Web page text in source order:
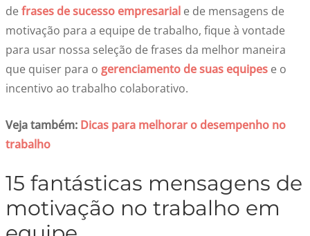
defrases de sucesso empresarial e de mensagens de
motivação para a equipe de trabalho, fique à vontade
para usar nossa seleção de frases da melhor maneira
que quiser para o gerenciamento de suas equipes e o
incentivo ao trabalho colaborativo.
Veja também: Dicas para melhorar o desempenho no
trabalho
15 fantásticas mensagens de
motivação no trabalho em